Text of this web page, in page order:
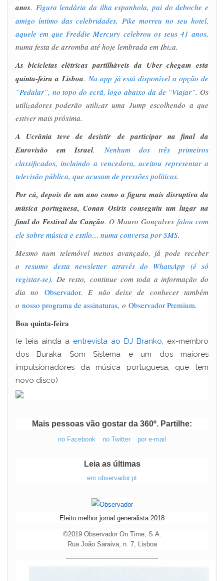
anos. Figura lendária da ilha espanhola, pai do deboche e
amigo íntimo das celebridades, Pike morreu no seu hotel,
aquele em que Freddie Mercury celebrou os seus 41 anos,
numa festa de arromba até hoje lembrada em Ibiza.
As bicicletas elétricas partilháveis da Uber chegam esta
quinta-feira a Lisboa.Na app já está disponível a opção de
“Pedalar”, no topo do ecrã, logo abaixo da de “Viajar”. Os
utilizadores poderão utilizar uma Jump escolhendo a que
estiver mais próxima.
A Ucrânia teve de desistir de participar na final da
Eurovisão em Israel.Nenhum dos três primeiros
classificados, incluindo a vencedora, aceitou representar a
televisão pública, que acusam de pressões políticas.
Por cá, depois de um ano como a figura mais disruptiva da
música portuguesa, Conan Osiris conseguiu um lugar na
final do Festival da Canção. O Mauro Gonçalves falou com
ele sobre música e estilo… numa conversa por SMS.
Mesmo num telemóvel menos avançado, já pode receber
oresumo desta newsletter através do WhatsApp (é só
registar-se). De resto, continue com toda a informação do
dia no Observador. E não deixe de conhecer também
o nosso programa de assinaturas, o Observador Premium.
Boa quinta-feira
(e leia ainda a entrevista ao DJ Branko, ex-membro
dos Buraka Som Sistema e um dos maiores
impulsionadores da música portuguesa, que tem
novo disco)
Mais pessoas vão gostar da 360º. Partilhe:
no Facebook no Twitter por e-mail
Leia as últimas
em observador.pt
Eleito melhor jornal generalista 2018
©2019 Observador On Time, S.A.
Rua João Saraiva, n. 7, Lisboa